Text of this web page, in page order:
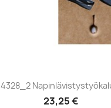
Pikakatselu
4328_2
23,25 €